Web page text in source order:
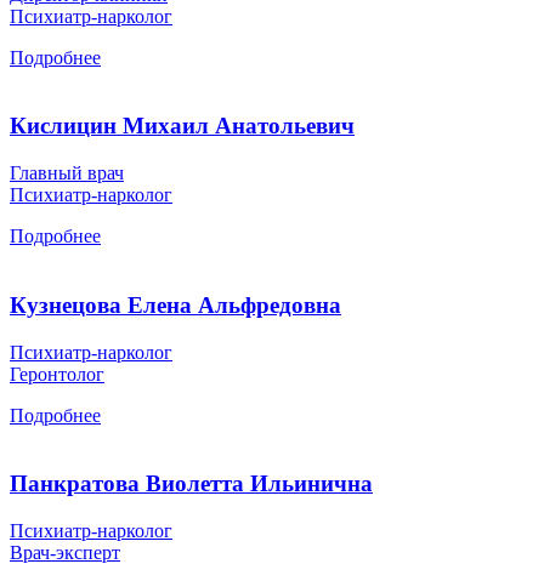
Психиатр-нарколог
Подробнее
Кислицин Михаил Анатольевич
Главный врач
Психиатр-нарколог
Подробнее
Кузнецова Елена Альфредовна
Психиатр-нарколог
Геронтолог
Подробнее
Панкратова Виолетта Ильинична
Психиатр-нарколог
Врач-эксперт